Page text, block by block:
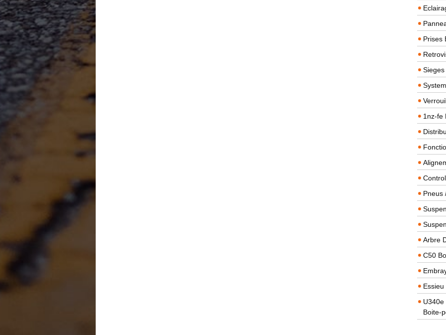
Prises
Sieges
1nz-fe
Pneus
Arbre
C50
U340e
Boite-